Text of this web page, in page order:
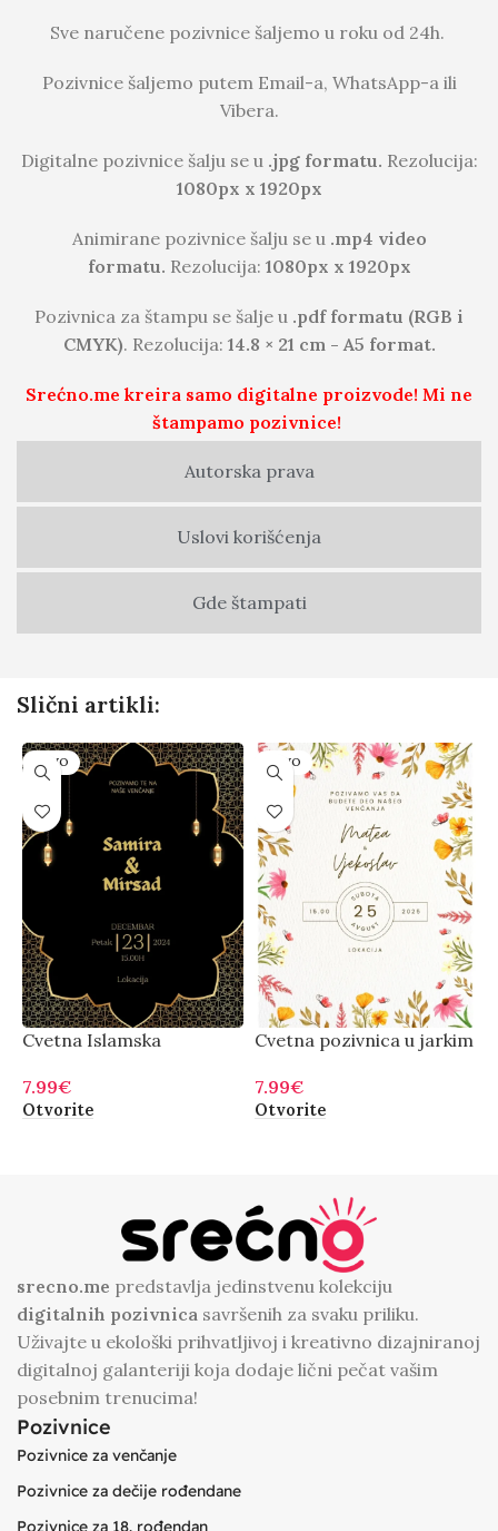
Autorska prava
Uslovi korišćenja
Gde štampati
Sve naručene pozivnice šaljemo u roku od 24h.
Pozivnice šaljemo putem Email-a, WhatsApp-a ili
Vibera.
Digitalne pozivnice šalju se u .jpg formatu. Rezolucija:
1080px x 1920px
Animirane pozivnice šalju se u .mp4 video
formatu. Rezolucija: 1080px x 1920px
Pozivnica za štampu se šalje u .pdf formatu (RGB i
CMYK). Rezolucija: 14.8 × 21 cm - A5 format.
Srećno.me kreira samo digitalne proizvode! Mi ne
štampamo pozivnice!
Slični artikli:
NOVO
Cvetna Islamska
Okvirom
7.99€
Otvorite
NOVO
Cvetna pozivnica u jarkim
7.99€
Otvorite
srecno.me predstavlja jedinstvenu kolekciju
digitalnih pozivnica savršenih za svaku priliku.
Uživajte u ekološki prihvatljivoj i kreativno dizajniranoj
digitalnoj galanteriji koja dodaje lični pečat vašim
posebnim trenucima!
Pozivnice
Pozivnice za venčanje
Pozivnice za dečije rođendane
Pozivnice za 18. rođendan